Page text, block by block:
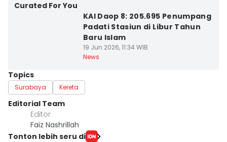
Curated For You
KAI Daop 8: 205.695 Penumpang
Padati Stasiun di Libur Tahun
Baru Islam
19 Jun 2026, 11:34 WIB
News
Topics
Surabaya Kereta
Editorial Team
Editor
Faiz Nashrillah
Tonton lebih seru di